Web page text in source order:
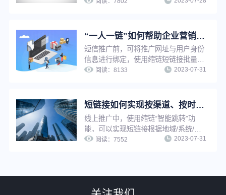
“一人一链”如何帮助企业营销推广提升转化效果？
短信推广前，可将推广网址与用户身份
信息进行绑定，使用缩链短链接批量生
成或API生成功能将推广网址生成为一
开推广链接时及时知晓是哪位用户打开
效提升短信推广转化效果。
阅读：8133 2023-07-31
短链接如何实现按渠道、按时间智能跳转？简单三步，搞定精准营销
线上推广中，使用缩链“智能跳转”功
能，可以实现短链接根据地域/系统/访
问环境/时间/比例等条件进行判断，打
阅读：7552 2023-07-31